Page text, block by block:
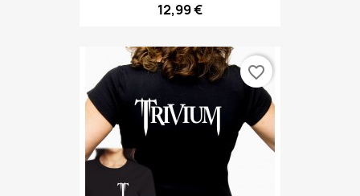
12,99 €
favorite_border